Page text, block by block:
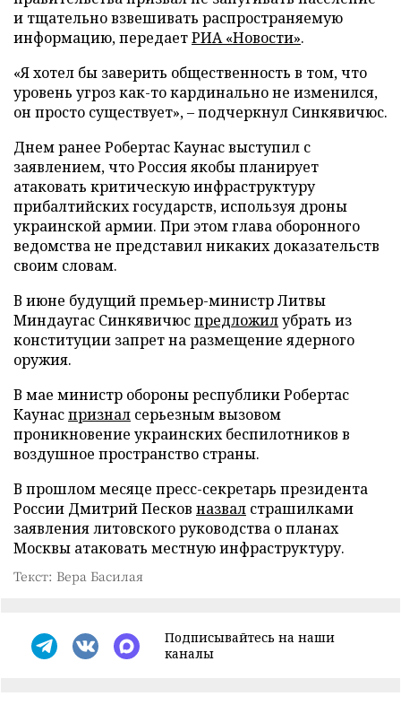
и тщательно взвешивать распространяемую
информацию, передаетРИА «Новости».
«Я хотел бы заверить общественность в том, что
уровень угроз как-то кардинально не изменился,
он просто существует», – подчеркнул Синкявичюс.
Днем ранее Робертас Каунас выступил с
заявлением, что Россия якобы планирует
атаковать критическую инфраструктуру
прибалтийских государств, используя дроны
украинской армии. При этом глава оборонного
ведомства не представил никаких доказательств
своим словам.
В июне будущий премьер-министр Литвы
Миндаугас Синкявичюспредложилубрать из
конституции запрет на размещение ядерного
оружия.
В мае министр обороны республики Робертас
Каунаспризнал серьезным вызовом
проникновение украинских беспилотников в
воздушное пространство страны.
В прошлом месяце пресс-секретарь президента
России Дмитрий Песков назвал страшилками
заявления литовского руководства о планах
Москвы атаковать местную инфраструктуру.
Текст: Вера Басилая
Подписывайтесь на наши
каналы